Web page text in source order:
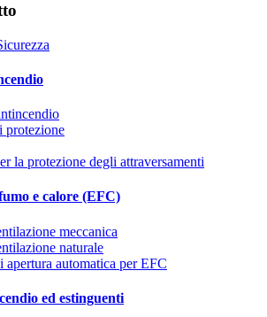
protezione
la protezione degli attraversamenti
e calore (EFC)
meccanica
naturale
apertura automatica per EFC
ed estinguenti